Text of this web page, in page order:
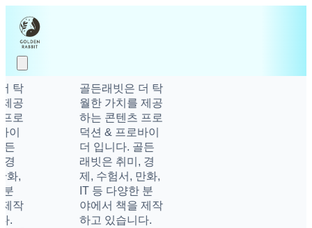
골든래빗은 더 탁
월한 가치를 제공
하는 콘텐츠 프로
덕션 & 프로바이
더 입니다. 골든
래빗은 취미, 경
제, 수험서, 만화,
IT 등 다양한 분
야에서 책을 제작
하고 있습니다.